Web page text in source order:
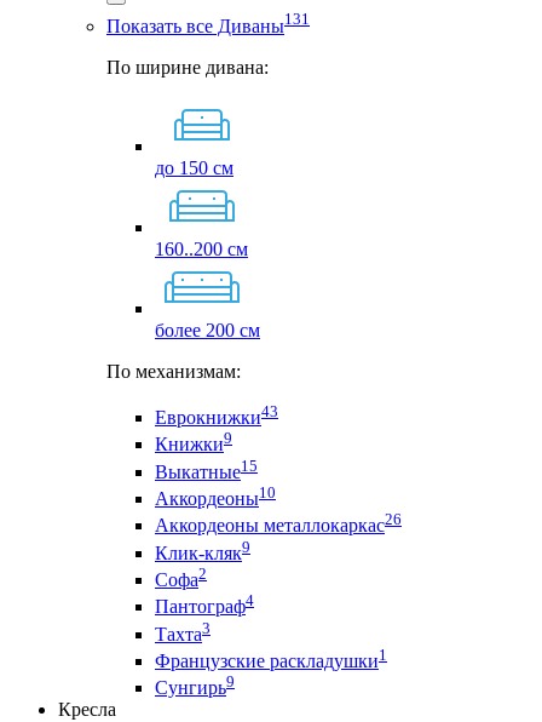
Показать все Диваны131
По ширине дивана:
до 150 см
160..200 см
более 200 см
По механизмам:
Еврокнижки43
Книжки9
Выкатные15
Аккордеоны10
Аккордеоны металлокаркас26
Клик-кляк9
Софа2
Пантограф4
Тахта3
Французские раскладушки1
Сунгирь9
Кресла